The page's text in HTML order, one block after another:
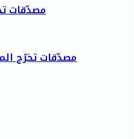
مصدّقات
مصدّقات تخرّج